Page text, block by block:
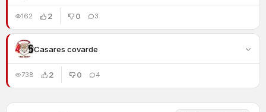
162 2 0 3
Casares covarde
738 2 0 4